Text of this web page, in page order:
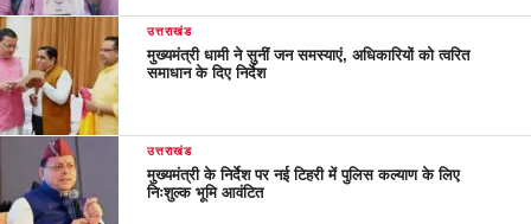
उत्तराखंड
मुख्यमंत्री धामी ने सुनीं जन समस्याएं, अधिकारियों को त्वरित
समाधान के दिए निर्देश
उत्तराखंड
मुख्यमंत्री के निर्देश पर नई टिहरी में पुलिस कल्याण के लिए
निःशुल्क भूमि आवंटित